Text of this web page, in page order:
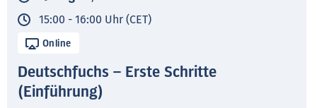
15:00 - 16:00 Uhr (CET)
Online
Deutschfuchs – Erste Schritte
(Einführung)